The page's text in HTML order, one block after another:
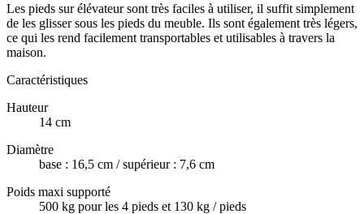
Les pieds sur élévateur sont très faciles à utiliser, il suffit simplement
de les glisser sous les pieds du meuble. Ils sont également très légers,
ce qui les rend facilement transportables et utilisables à travers la
maison.
Caractéristiques
Hauteur
14 cm
Diamètre
base : 16,5 cm / supérieur : 7,6 cm
Poids maxi supporté
500 kg pour les 4 pieds et 130 kg / pieds